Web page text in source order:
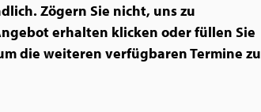
Zögern Sie nicht, uns zu
erhalten klicken oder füllen Sie
die weiteren verfügbaren Termine zu